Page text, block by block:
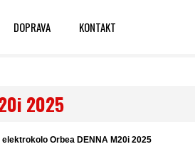
DOPRAVA KONTAKT
2025
Orbea DENNA M20i 2025